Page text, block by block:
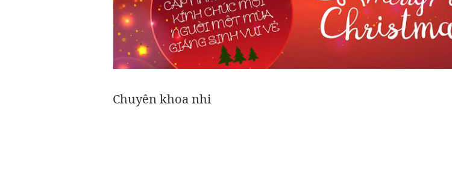
Chuyên khoa nhi